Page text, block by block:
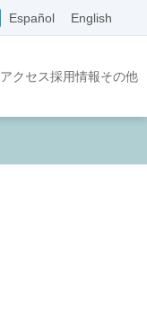
Español English
アクセス採用情報その他